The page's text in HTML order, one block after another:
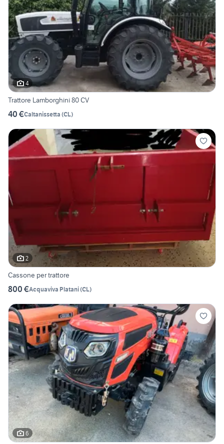
4
Trattore Lamborghini 80 CV
40 €Caltanissetta (CL)
2
Cassone per trattore
800 €Acquaviva Platani(CL)
6